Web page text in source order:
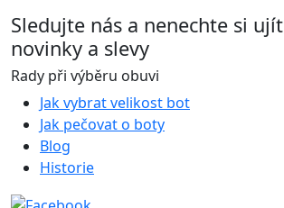
Sledujte nás a nenechte si ujít
novinky a slevy
Rady při výběru obuvi
Jak vybrat velikost bot
Jak pečovat o boty
Blog
Historie